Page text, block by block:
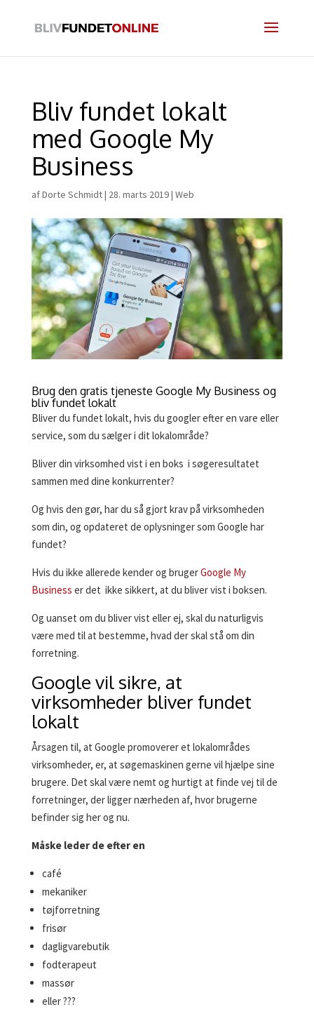
Bliv fundet lokalt
med Google My
Business
afDorte Schmidt| 28. marts 2019| Web
Brug den gratis tjeneste Google My Business og
bliv fundet lokalt
Bliver du fundet lokalt, hvis du googler efter en vare eller
service, som du sælger i dit lokalområde?
Bliver din virksomhed vist i en boks i søgeresultatet
sammen med dine konkurrenter?
Og hvis den gør, har du så gjort krav på virksomheden
som din, og opdateret de oplysninger som Google har
fundet?
Hvis du ikke allerede kender og brugerGoogle My
Business er det ikke sikkert, at du bliver vist i boksen.
Og uanset om du bliver vist eller ej, skal du naturligvis
være med til at bestemme, hvad der skal stå om din
forretning.
Google vil sikre, at
virksomheder bliver fundet
lokalt
Årsagen til, at Google promoverer et lokalområdes
virksomheder, er, at søgemaskinen gerne vil hjælpe sine
brugere. Det skal være nemt og hurtigt at finde vej til de
forretninger, der ligger nærheden af, hvor brugerne
befinder sig her og nu.
Måske leder de efter en
café
mekaniker
tøjforretning
frisør
dagligvarebutik
fodterapeut
massør
eller ???